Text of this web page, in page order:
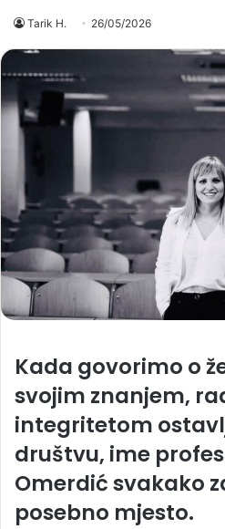
Tarik H. 26/05/2026
Kada govorimo o
svojim znanjem,
integritetom
društvu, ime
Omerdić svakako
posebno mjesto.